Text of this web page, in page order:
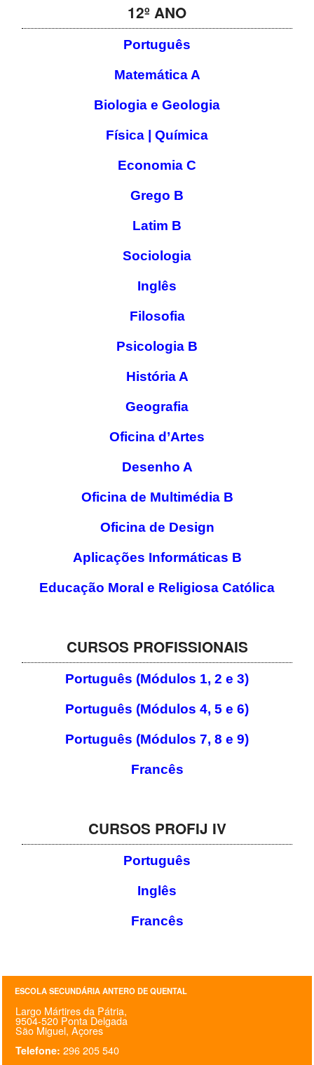
12º ANO
Português
Matemática A
Biologia e Geologia
Física | Química
Economia C
Grego B
Latim B
Sociologia
Inglês
Filosofia
Psicologia B
História A
Geografia
Oficina d’Artes
Desenho A
Oficina de Multimédia B
Oficina de Design
Aplicações Informáticas B
Educação Moral e Religiosa Católica
CURSOS PROFISSIONAIS
Português (Módulos 1, 2 e 3)
Português (Módulos 4, 5 e 6)
Português (Módulos 7, 8 e 9)
Francês
CURSOS PROFIJ IV
Português
Inglês
Francês
ESCOLA SECUNDÁRIA ANTERO DE QUENTAL
Largo Mártires da Pátria,
9504-520 Ponta Delgada
São Miguel, Açores
Telefone: 296 205 540